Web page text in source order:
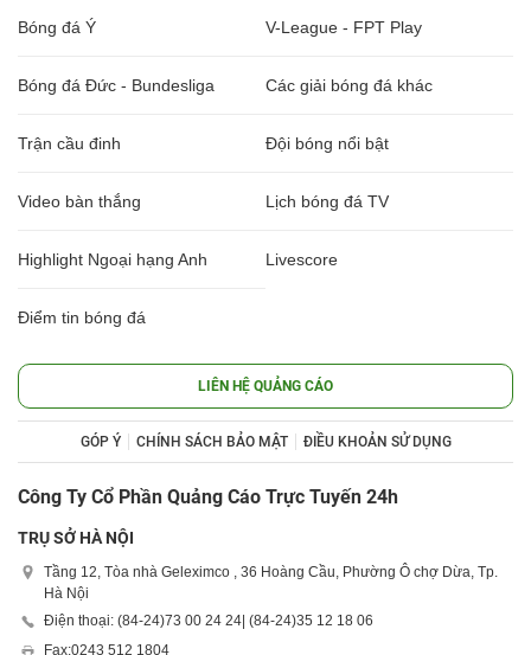
Bóng đá Ý V-League - FPT Play
Bóng đá Đức - Bundesliga Các giải bóng đá khác
Trận cầu đinh Đội bóng nổi bật
Video bàn thắng Lịch bóng đá TV
Highlight Ngoại hạng Anh Livescore
Điểm tin bóng đá
LIÊN HỆ QUẢNG CÁO
GÓP Ý CHÍNH SÁCH BẢO MẬT ĐIỀU KHOẢN SỬ DỤNG
Công Ty Cổ Phần Quảng Cáo Trực Tuyến 24h
TRỤ SỞ HÀ NỘI
Tầng 12, Tòa nhà Geleximco , 36 Hoàng Cầu, Phường Ô chợ Dừa, Tp.
Hà Nội
Điện thoại: (84-24)73 00 24 24| (84-24)35 12 18 06
Fax:0243 512 1804